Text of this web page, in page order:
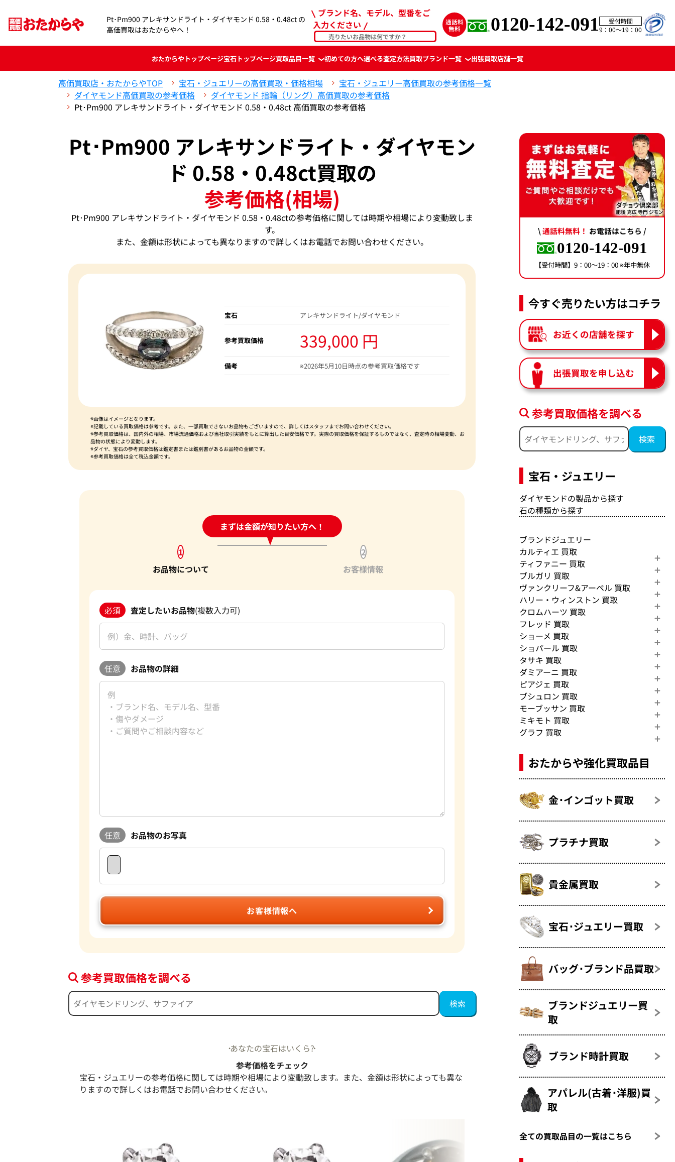
Pt･Pm900 アレキサンドライト・ダイヤモンド 0.58・0.48ct の
高価買取はおたからやへ！
ブランド名、モデル、型番をご
入力ください
0120-142-091
受付時間
9：00〜19：00
おたからやトップページ宝石トップページ買取品目一覧 初めての方へ選べる査定方法買取ブランド一覧 出張買取店舗一覧
高価買取店・おたからやTOP 宝石・ジュエリーの高価買取・価格相場
宝石・ジュエリー高価買取の参考価格一覧
ダイヤモンド高価買取の参考価格
ダイヤモンド 指輪（リング）高価買取の参考価格
Pt･Pm900 アレキサンドライト・ダイヤモンド 0.58・0.48ct 高価買取の参考価格
Pt･Pm900 アレキサンドライト・ダイヤモン
ド 0.58・0.48ct買取の
参考価格(相場)
Pt･Pm900 アレキサンドライト・ダイヤモンド 0.58・0.48ctの参考価格に関しては時期や相場により変動致しま
す。
また、金額は形状によっても異なりますので詳しくはお電話でお問い合わせください。
宝石 アレキサンドライト/ダイヤモンド
参考買取価格 339,000 円
備考 ※2026年5月10日時点の参考買取価格です
※画像はイメージとなります。
※記載している買取価格は参考です。また、一部買取できないお品物もございますので、詳しくはスタッフまでお問い合わせください。
※参考買取価格は、国内外の相場、市場流通価格および当社取引実績をもとに算出した目安価格です。実際の買取価格を保証するものではなく、査定時の相場変動、お
品物の状態により変動します。
※ダイヤ、宝石の参考買取価格は鑑定書または鑑別書があるお品物の金額です。
※参考買取価格は全て税込金額です。
まずは金額が知りたい方へ！
24時間受付中!問い合わせフォーム
1
お品物について
2
お客様情報
必須 査定したいお品物(複数入力可)
任意 お品物の詳細
任意 お品物のお写真
お客様情報へ
参考買取価格を調べる
あなたの宝石はいくら?
参考価格をチェック
宝石・ジュエリーの参考価格に関しては時期や相場により変動致します。また、金額は形状によっても異な
りますので詳しくはお電話でお問い合わせください。
\通話料無料！ お電話はこちら /
0120-142-091
【受付時間】9：00〜19：00 ※年中無休
今すぐ売りたい方はコチラ
お近くの店舗を探す
出張買取を申し込む
参考買取価格を調べる
宝石・ジュエリー
ダイヤモンドの製品から探す
石の種類から探す
ブランドジュエリー
カルティエ 買取
ティファニー 買取
ブルガリ 買取
ヴァンクリーフ&アーペル 買取
ハリー・ウィンストン 買取
クロムハーツ 買取
フレッド 買取
ショーメ 買取
ショパール 買取
タサキ 買取
ダミアーニ 買取
ピアジェ 買取
ブシュロン 買取
モーブッサン 買取
ミキモト 買取
グラフ 買取
おたからや強化買取品目
金･インゴット買取
プラチナ買取
貴金属買取
宝石･ジュエリー買取
バッグ･ブランド品買取
ブランドジュエリー買
取
ブランド時計買取
アパレル(古着･洋服)買
取
全ての買取品目の一覧はこちら